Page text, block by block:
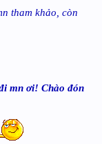
tham khảo, còn
mn ơi! Chào đón